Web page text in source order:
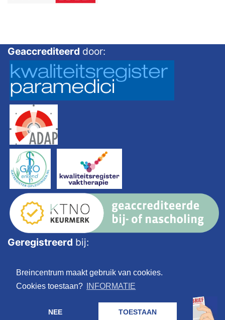
Breincentrum maakt gebruik van cookies.
Cookies toestaan?
INFORMATIE
NEE TOESTAAN
Geaccrediteerd door:
Geregistreerd bij: